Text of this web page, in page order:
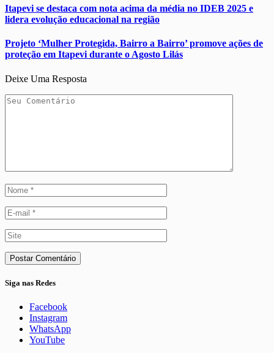
Itapevi se destaca com nota acima da média no IDEB 2025 e
lidera evolução educacional na região
Projeto ‘Mulher Protegida, Bairro a Bairro’ promove ações de
proteção em Itapevi durante o Agosto Lilás
Deixe Uma Resposta
Siga nas Redes
Facebook
Instagram
WhatsApp
YouTube